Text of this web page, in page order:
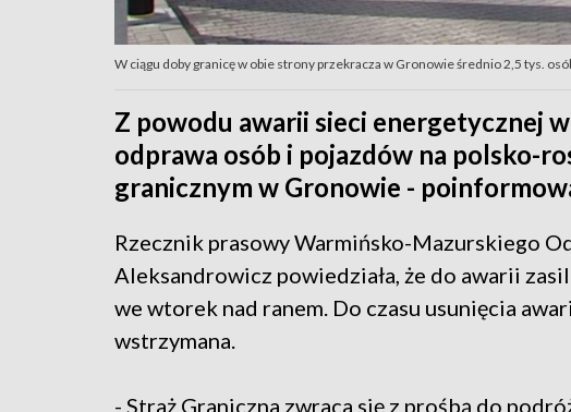
W ciągu doby granicę w obie strony przekracza w Gronowie średnio 2,5 tys.
Z powodu awarii sieci energetycznej
odprawa osób i pojazdów na polsko-
granicznym w Gronowie -
Rzecznik prasowy Warmińsko-Mazurskiego
Aleksandrowicz powiedziała, że do awarii
we wtorek nad ranem. Do czasu usunięcia
wstrzymana.
- Straż Graniczna zwraca się z prośbą do